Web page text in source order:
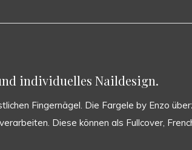
individuelles Naildesign.
Fingernägel. Die Fargele by Enzo
Diese können als Fullcover,